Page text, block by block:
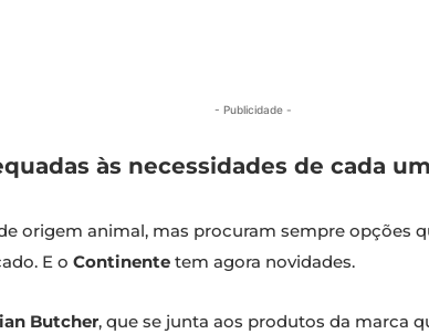
- Publicidade -
às necessidades de cada
origem animal, mas procuram sempre opções
E o Continente tem agora novidades.
Butcher, que se junta aos produtos da marca